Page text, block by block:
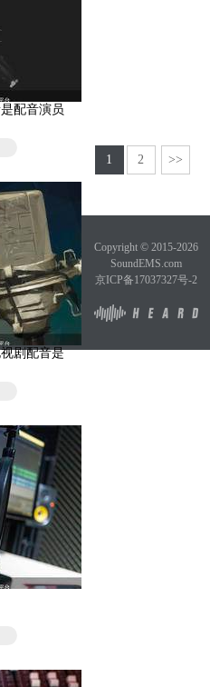
1 2 >>
Copyright © 2015-2026
SoundEMS.com
京ICP备17037327号-2